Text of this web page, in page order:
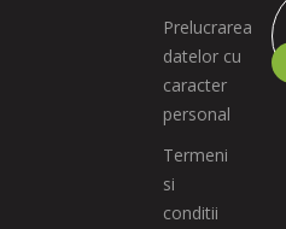
Prelucrarea
datelor cu
caracter
personal
Termeni
si
conditii